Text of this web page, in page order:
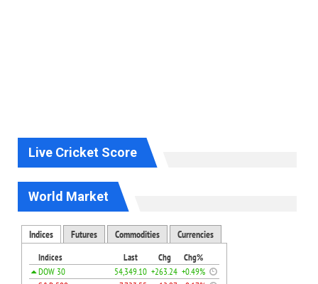
Live Cricket Score
World Market